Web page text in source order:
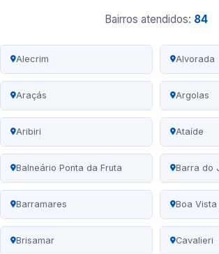
Bairros atendidos: 84
Alecrim Alvorada
Araçás Argolas
Aribiri Ataíde
Balneário Ponta da Fruta Barra do
Barramares Boa Vista
Brisamar Cavalieri